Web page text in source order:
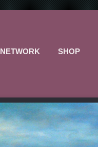
NETWORK SHOP